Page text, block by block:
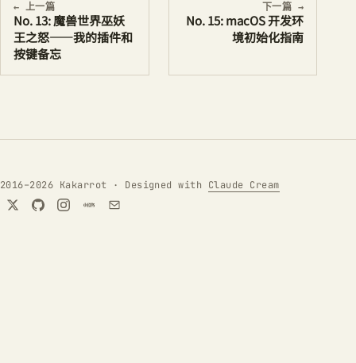
← 上一篇
No. 13: 魔兽世界巫妖
王之怒——我的插件和
按键备忘
下一篇 →
No. 15: macOS 开发环
境初始化指南
2016–2026 Kakarrot · Designed with Claude Cream